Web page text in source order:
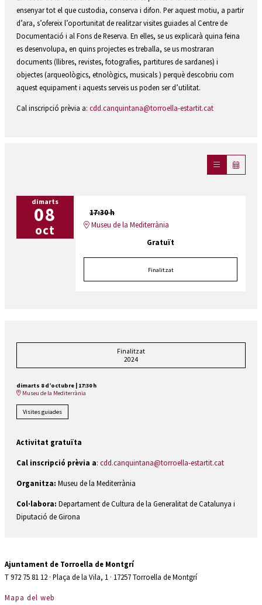
ensenyar tot el que custodia, conserva i difon. Per aquest motiu, a partir
d’ara, s’ofereix l’oportunitat de realitzar visites guiades al Centre de
Documentació i al Fons de Reserva. En elles, se us explicarà quina feina
es desenvolupa, en quins projectes es treballa, se us mostraran
documents (llibres, revistes, fotografies, partitures de sardanes) i
objectes (arqueològics, etnològics, musicals ) perquè descobriu com
aquest equipament i aquests serveis us poden ser d’utilitat.
Cal inscripció prèvia a: cdd.canquintana@torroella-estartit.cat
dimarts
08
oct
17:30 h
Museu de la Mediterrània
Gratuït
Finalitzat
Finalitzat
2024
dimarts 8 d’octubre
17:30 h
Museu de la Mediterrània
Visites guiades
Activitat gratuïta
Cal inscripció prèvia a: cdd.canquintana@torroella-estartit.cat
Organitza: Museu de la Mediterrània
Col·labora: Departament de Cultura de la Generalitat de Catalunya i
Diputació de Girona
Ajuntament de Torroella de Montgrí
T 972 75 81 12 · Plaça de la Vila, 1 · 17257 Torroella de Montgrí
Mapa del web